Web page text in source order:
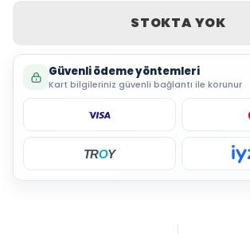
STOKTA YOK
Güvenli ödeme yöntemleri
Kart bilgileriniz güvenli bağlantı ile korunur
TROY